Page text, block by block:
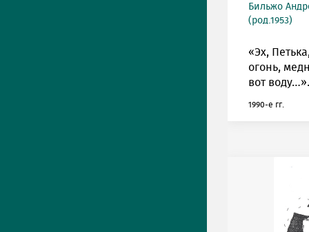
Бильжо
(род.1953)
«Эх,
огонь,
вот воду…».
1990-е гг.